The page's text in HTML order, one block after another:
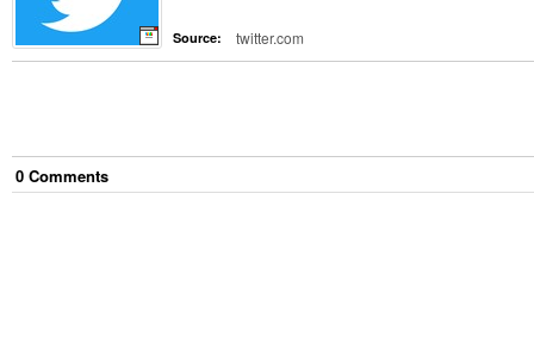
Source: twitter.com
0 Comments